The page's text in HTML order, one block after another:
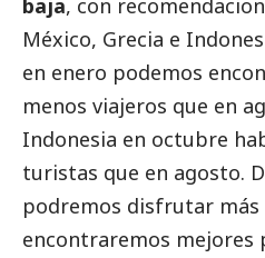
baja, con
México, Grecia e
en enero podemos
menos viajeros que en
Indonesia en octubre
turistas que en agosto.
podremos disfrutar más
encontraremos mejores